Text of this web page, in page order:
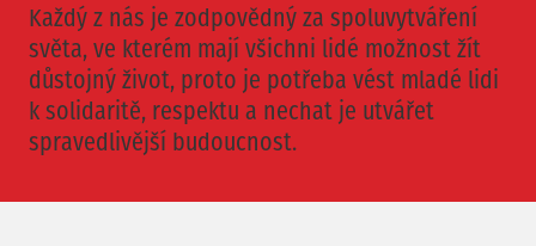
Každý z nás je zodpovědný za spoluvytváření
světa, ve kterém mají všichni lidé možnost žít
důstojný život, proto je potřeba vést mladé lidi
k solidaritě, respektu a nechat je utvářet
spravedlivější budoucnost.